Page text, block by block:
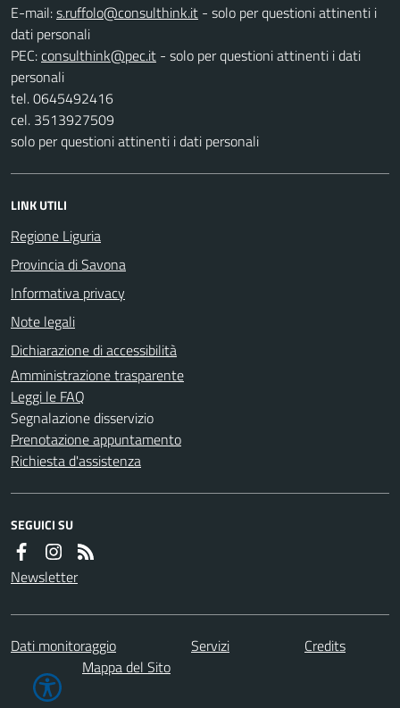
E-mail:
- solo per questioni attinenti i
dati personali
PEC:
- solo per questioni attinenti i dati
personali
tel. 0645492416
cel. 3513927509
solo per questioni attinenti i dati personali
LINK UTILI
Regione Liguria
Provincia di Savona
Informativa privacy
Note legali
Dichiarazione di accessibilità
Amministrazione trasparente
Leggi le FAQ
Segnalazione disservizio
Prenotazione appuntamento
Richiesta d'assistenza
SEGUICI SU
Newsletter
Dati monitoraggio Servizi
Credits
Mappa del Sito